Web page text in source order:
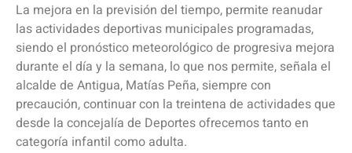
La mejora en la previsión del tiempo, permite reanudar
las actividades deportivas municipales programadas,
siendo el pronóstico meteorológico de progresiva mejora
durante el día y la semana, lo que nos permite, señala el
alcalde de Antigua, Matías Peña, siempre con
precaución, continuar con la treintena de actividades que
desde la concejalía de Deportes ofrecemos tanto en
categoría infantil como adulta.